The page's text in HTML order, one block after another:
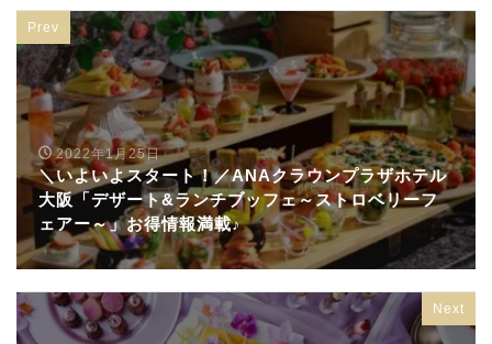
Prev
2022年1月25日
＼いよいよスタート！／ANAクラウンプラザホテル
大阪「デザート&ランチブッフェ～ストロベリーフ
ェアー～」お得情報満載♪
Next